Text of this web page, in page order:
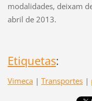
modalidades, deixam
abril de 2013.
Etiquetas:
Vimeca | Transportes |